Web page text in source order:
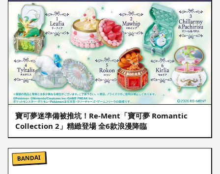
寶可夢迷準備被推坑！Re-Ment「寶可夢 Romantic
Collection 2」精緻登場 全6款浪漫降臨
BANDAI